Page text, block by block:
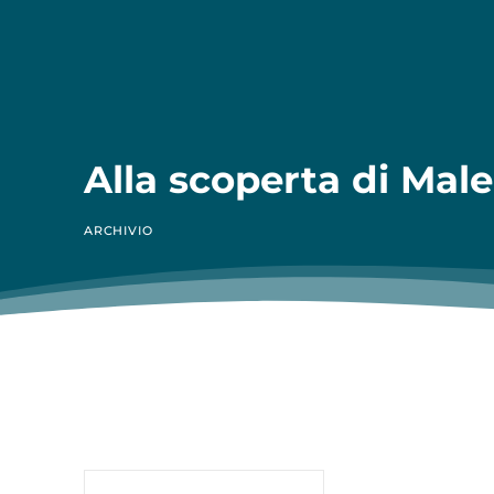
Alla scoperta di
ARCHIVIO